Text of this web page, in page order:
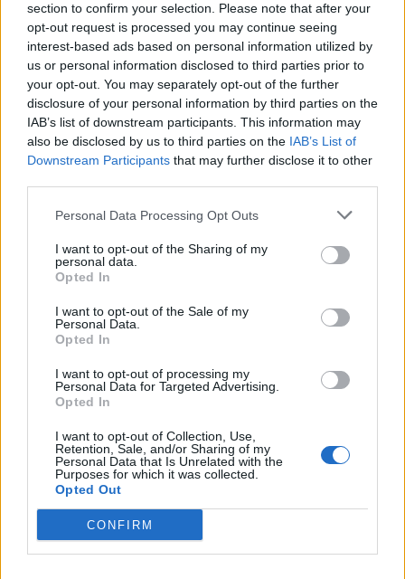
section to confirm your selection. Please note that after your
opt-out request is processed you may continue seeing
interest-based ads based on personal information utilized by
us or personal information disclosed to third parties prior to
your opt-out. You may separately opt-out of the further
disclosure of your personal information by third parties on the
IAB’s list of downstream participants. This information may
also be disclosed by us to third parties on the IAB’s List of
Downstream Participants that may further disclose it to other
Personal Data Processing Opt Outs
I want to opt-out of the Sharing of my
personal data.
Opted In
I want to opt-out of the Sale of my
Personal Data.
Opted In
I want to opt-out of processing my
Personal Data for Targeted Advertising.
Opted In
I want to opt-out of Collection, Use,
Retention, Sale, and/or Sharing of my
Personal Data that Is Unrelated with the
Purposes for which it was collected.
Opted Out
CONFIRM